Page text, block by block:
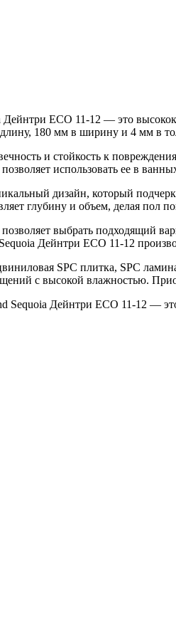
ECO 11-12 — это
180 мм в ширину и 4 мм в
и стойкость к
использовать ее в
дизайн, который
глубину и объем, делая пол
выбрать подходящий
Дейнтри ECO 11-12
SPC плитка, SPC
с высокой влажностью.
Дейнтри ECO 11-12 —